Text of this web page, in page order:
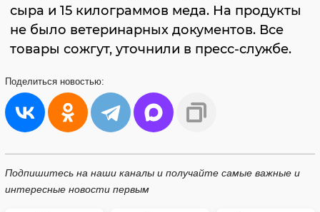
сыра и 15 килограммов меда. На продукты
не было ветеринарных документов. Все
товары сожгут, уточнили в пресс-службе.
Поделиться новостью:
Подпишитесь на наши каналы и получайте самые важные и
интересные новости первым